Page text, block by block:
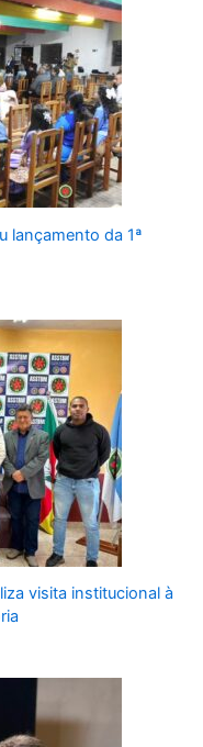
lançamento da 1ª
visita institucional à